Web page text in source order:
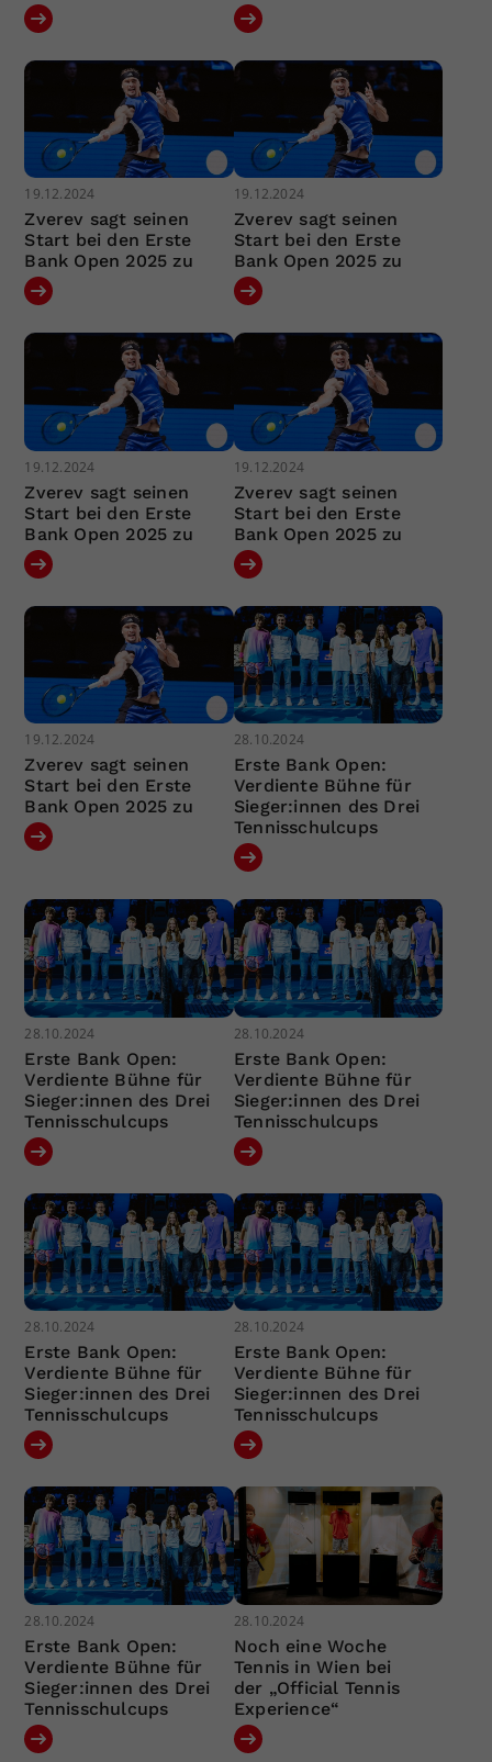
19.12.2024
Zverev sagt seinen
Start bei den Erste
Bank Open 2025 zu
19.12.2024
Zverev sagt seinen
Start bei den Erste
Bank Open 2025 zu
19.12.2024
Zverev sagt seinen
Start bei den Erste
Bank Open 2025 zu
19.12.2024
Zverev sagt seinen
Start bei den Erste
Bank Open 2025 zu
19.12.2024
Zverev sagt seinen
Start bei den Erste
Bank Open 2025 zu
28.10.2024
Erste Bank Open:
Verdiente Bühne für
Sieger:innen des Drei
Tennisschulcups
28.10.2024
Erste Bank Open:
Verdiente Bühne für
Sieger:innen des Drei
Tennisschulcups
28.10.2024
Erste Bank Open:
Verdiente Bühne für
Sieger:innen des Drei
Tennisschulcups
28.10.2024
Erste Bank Open:
Verdiente Bühne für
Sieger:innen des Drei
Tennisschulcups
28.10.2024
Erste Bank Open:
Verdiente Bühne für
Sieger:innen des Drei
Tennisschulcups
28.10.2024
Erste Bank Open:
Verdiente Bühne für
Sieger:innen des Drei
Tennisschulcups
28.10.2024
Noch eine Woche
Tennis in Wien bei
der „Official Tennis
Experience“